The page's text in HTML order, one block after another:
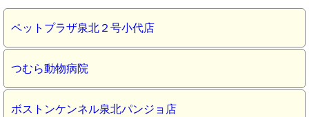
ペットプラザ泉北２号小代店
つむら動物病院
ボストンケンネル泉北パンジョ店